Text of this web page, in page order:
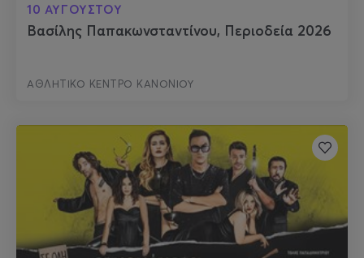
10 ΑΥΓΟΥΣΤΟΥ
Βασίλης Παπακωνσταντίνου, Περιοδεία 2026
ΑΘΛΗΤΙΚΟ ΚΕΝΤΡΟ ΚΑΝΟΝΙΟΥ